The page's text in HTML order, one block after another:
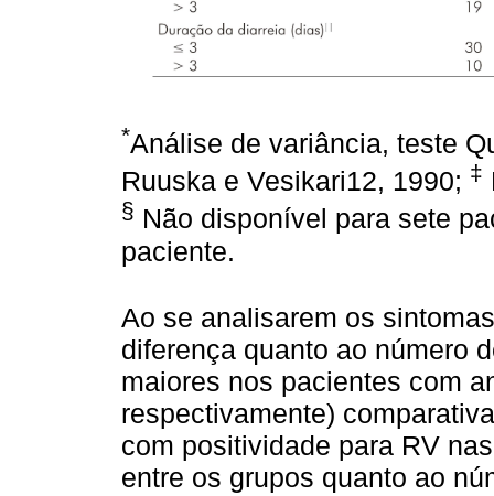
*Análise de variância, teste
Ruuska e Vesikari12, 1990; ‡
§ Não disponível para sete
paciente.
Ao se analisarem os
diferença quanto ao número
maiores nos pacientes com
respectivamente)
com positividade para RV
entre os grupos quanto ao